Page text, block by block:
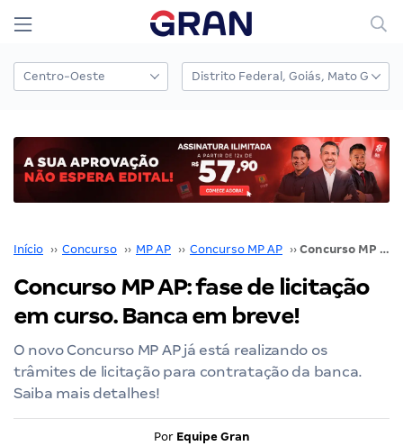
Início ›› Concurso ›› MP AP ›› Concurso MP AP ›› Concurso MP AP: fase de licitação em curso. Banca em breve!
Concurso MP AP: fase de licitação
em curso. Banca em breve!
O novo Concurso MP AP já está realizando os
trâmites de licitação para contratação da banca.
Saiba mais detalhes!
Por Equipe Gran